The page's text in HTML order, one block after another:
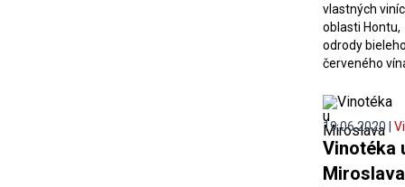
vlastných
oblasti Hontu,
odrody
červeného
19.06.2020 |
Vinotéka
Miroslava